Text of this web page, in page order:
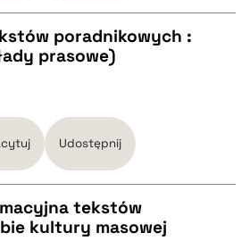
poradnikowych :
prasowe)
Udostępnij
tekstów
kultury masowej